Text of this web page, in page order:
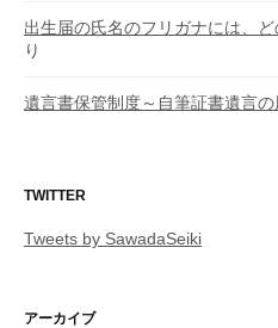
出生届の氏名のフリガナには、
り
遺言書保管制度～自筆証書遺言の
TWITTER
Tweets by SawadaSeiki
アーカイブ